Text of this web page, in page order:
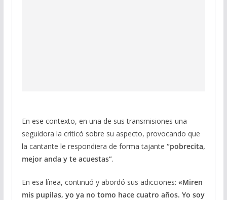
En ese contexto, en una de sus transmisiones una
seguidora la criticó sobre su aspecto, provocando que
la cantante le respondiera de forma tajante “pobrecita,
mejor anda y te acuestas”.
En esa línea, continuó y abordó sus adicciones: «Miren
mis pupilas, yo ya no tomo hace cuatro años. Yo soy